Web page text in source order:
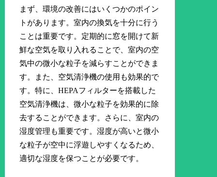
まず、環境の改善にはいくつかのポイン
トがあります。室内の換気を十分に行う
ことは重要です。定期的に窓を開けて新
鮮な空気を取り入れることで、室内の空
気中の微小な粒子を減らすことができま
す。また、空気清浄機の使用も効果的で
す。特に、HEPAフィルターを搭載した
空気清浄機は、微小な粒子を効果的に除
去することができます。さらに、室内の
湿度管理も重要です。湿度が高いと微小
な粒子が空中に浮遊しやすくなるため、
適切な湿度を保つことが必要です。